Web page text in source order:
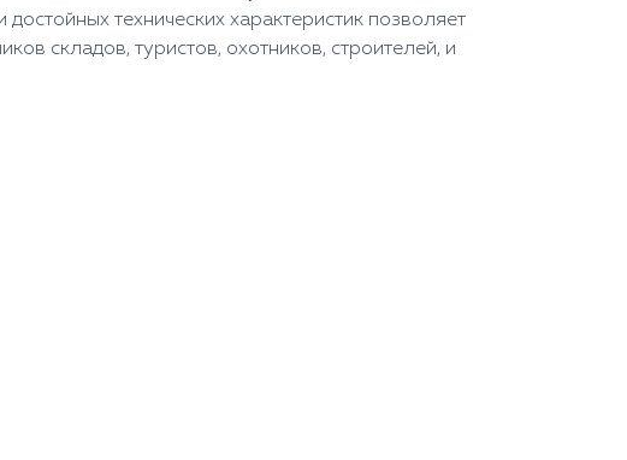
технических характеристик позволяет
складов, туристов, охотников, строителей, и